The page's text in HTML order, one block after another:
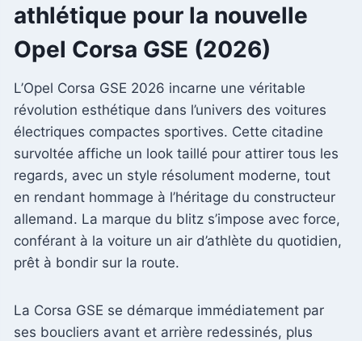
athlétique pour la nouvelle
Opel Corsa GSE (2026)
L’Opel Corsa GSE 2026 incarne une véritable
révolution esthétique dans l’univers des voitures
électriques compactes sportives. Cette citadine
survoltée affiche un look taillé pour attirer tous les
regards, avec un style résolument moderne, tout
en rendant hommage à l’héritage du constructeur
allemand. La marque du blitz s’impose avec force,
conférant à la voiture un air d’athlète du quotidien,
prêt à bondir sur la route.
La Corsa GSE se démarque immédiatement par
ses boucliers avant et arrière redessinés, plus